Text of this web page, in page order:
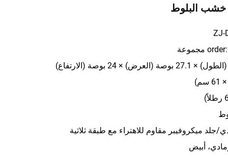
البلوط
الأبعاد: 29.5 بوصة (الطول) × 27.1 بوصة (العرض) × 24 بوصة (الارتفاع)
أبيض